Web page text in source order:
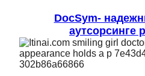
DocSym-
аутсорсинге